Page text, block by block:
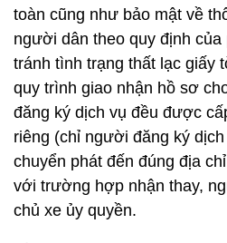
toàn cũng như bảo mật về
người dân theo quy định
tránh tình trạng thất lạc giấy
quy trình giao nhận hồ sơ
đăng ký dịch vụ đều được
riêng (chỉ người đăng ký
chuyển phát đến đúng địa
với trường hợp nhận thay,
chủ xe ủy quyền.